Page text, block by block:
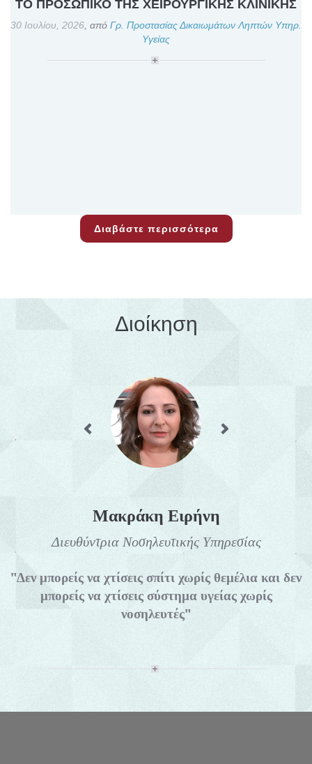
ΤΟ ΠΡΟΣΩΠΙΚΟ ΤΗΣ ΧΕΙΡΟΥΡΓΙΚΗΣ ΚΛΙΝΙΚΗΣ
30 Ιουλίου, 2026 από Γρ. Προστασίας Δικαιωμάτων Ληπτών Υπηρ.
Υγείας
Διαβάστε περισσότερα
Διοίκηση
Μακράκη Ειρήνη
Διευθύντρια Νοσηλευτικής Υπηρεσίας
"Δεν μπορείς να χτίσεις σπίτι χωρίς θεμέλια και δεν
μπορείς να χτίσεις σύστημα υγείας χωρίς
νοσηλευτές"